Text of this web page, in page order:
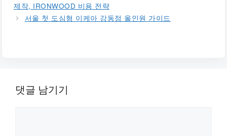
제작, IRONWOOD 비용 전략
서울 첫 도심형 이케아 강동점 올인원 가이드
댓글 남기기